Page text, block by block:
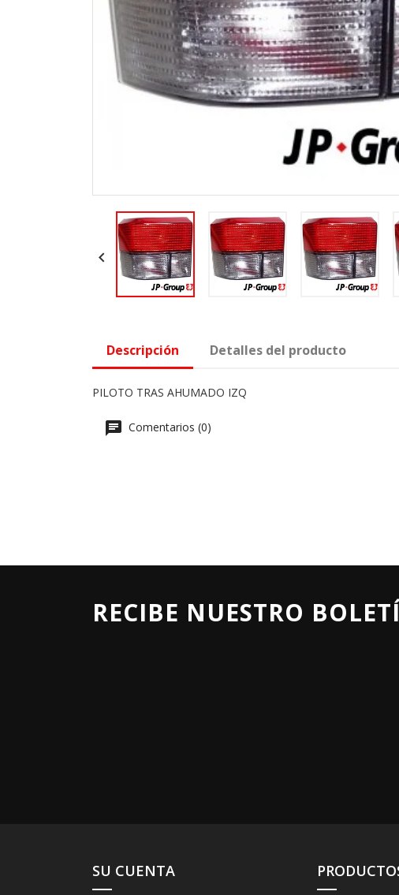

Descripción Detalles del producto
PILOTO TRAS AHUMADO IZQ
Comentarios (0)
RECIBE NUESTRO
SU CUENTA